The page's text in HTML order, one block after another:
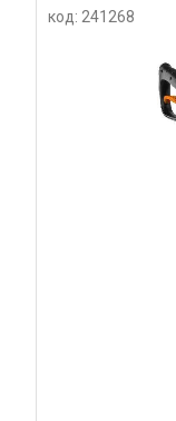
код: 241268